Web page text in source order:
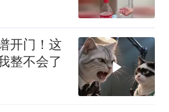
开门！这
整不会了